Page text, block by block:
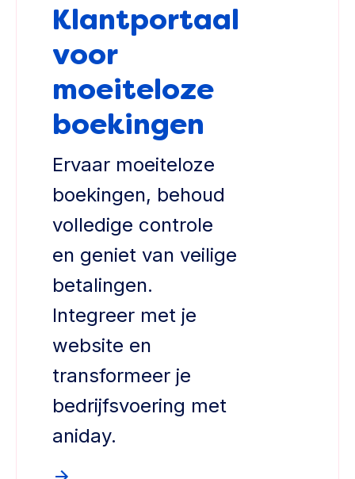
Klantportaal
voor
moeiteloze
boekingen
Ervaar moeiteloze
boekingen, behoud
volledige controle
en geniet van veilige
betalingen.
Integreer met je
website en
transformeer je
bedrijfsvoering met
aniday.